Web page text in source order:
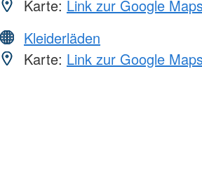
Karte: Link zur Google
Kleiderläden
Karte: Link zur Google